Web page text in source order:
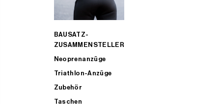
BAUSATZ-
ZUSAMMENSTELLER
Neoprenanzüge
Triathlon-Anzüge
Zubehör
Taschen